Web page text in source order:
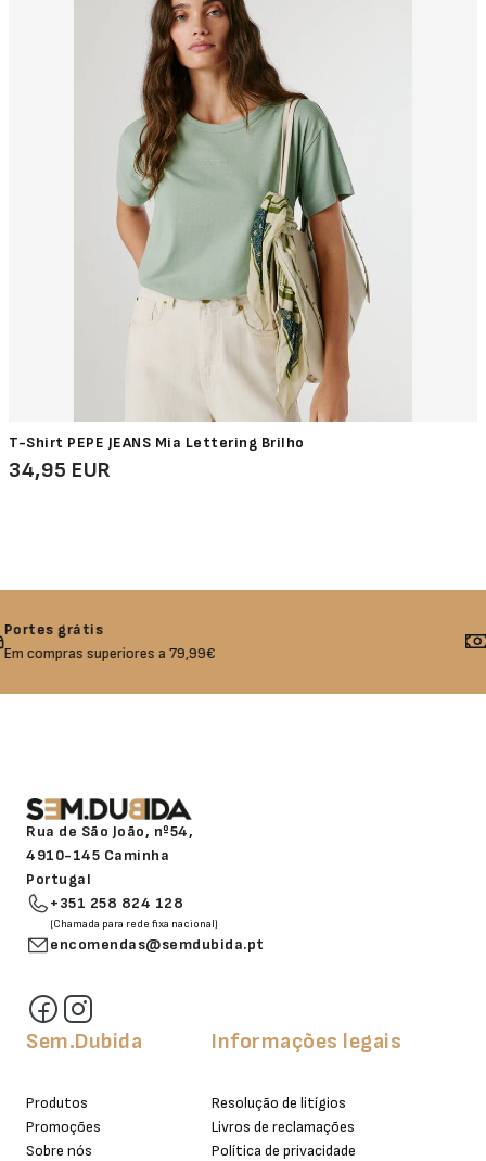
T-Shirt PEPE JEANS Mia Lettering Brilho
34,95 EUR
Não gostou? Troque o seu produto!
Rua de São João, nº54,
4910-145 Caminha
Portugal
+351 258 824 128
(Chamada para rede fixa nacional)
encomendas@semdubida.pt
Sem.Dubida
Produtos
Promoções
Sobre nós
Informações legais
Resolução de litígios
Livros de reclamações
Política de privacidade